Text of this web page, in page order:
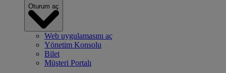
Oturum aç
Web uygulamasını aç
Yönetim Konsolu
Bilet
Müşteri Portalı